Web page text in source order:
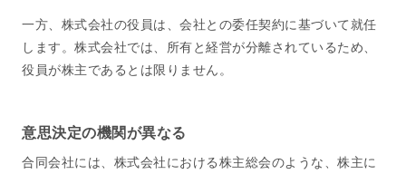
一方、株式会社の役員は、会社との委任契約に基づいて就任
します。株式会社では、所有と経営が分離されているため、
役員が株主であるとは限りません。
意思決定の機関が異なる
合同会社には、株式会社における株主総会のような、株主に